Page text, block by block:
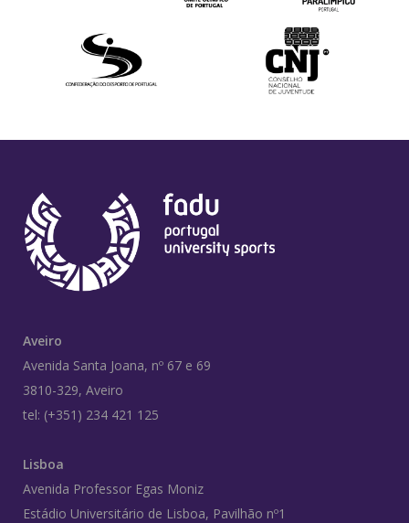
Aveiro
Avenida Santa Joana, nº 67 e 69
3810-329, Aveiro
tel: (+351) 234 421 125
Lisboa
Avenida Professor Egas Moniz
Estádio Universitário de Lisboa, Pavilhão nº1